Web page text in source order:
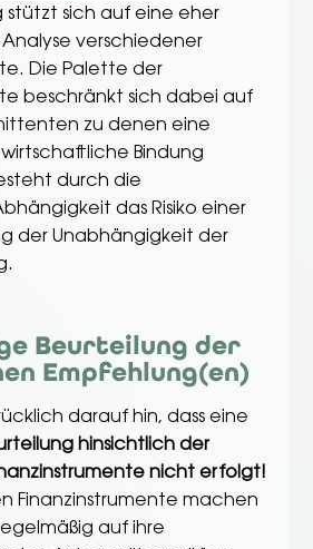
stützt sich auf eine eher
verschiedener
Die Palette der
beschränkt sich dabei auf
zu denen eine
Bindung
durch die
das Risiko einer
der Unabhängigkeit der
Beurteilung der
Empfehlung(en)
darauf hin, dass eine
hinsichtlich der
nicht erfolgt!
Finanzinstrumente machen
auf ihre